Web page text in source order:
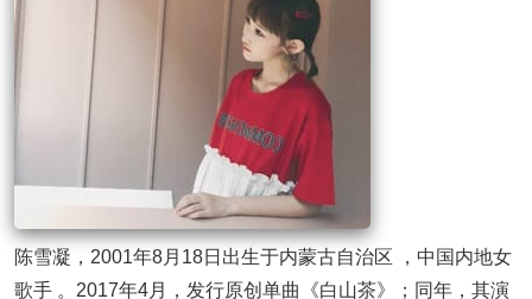
陈雪凝，2001年8月18日出生于内蒙古自治区 ，中国内地女
歌手 。2017年4月，发行原创单曲《白山茶》；同年，其演